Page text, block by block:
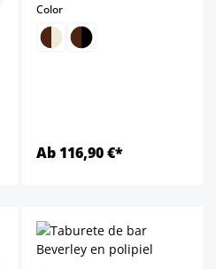
Colorselect
Ab 116,90 €*